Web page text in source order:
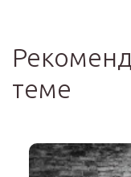
теме